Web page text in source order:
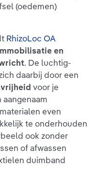
(oedemen)
RhizoLoc OA
en
. De luchtig-
daarbij door een
voor je
even
te onderhouden
ook zonder
of afwassen
duimband